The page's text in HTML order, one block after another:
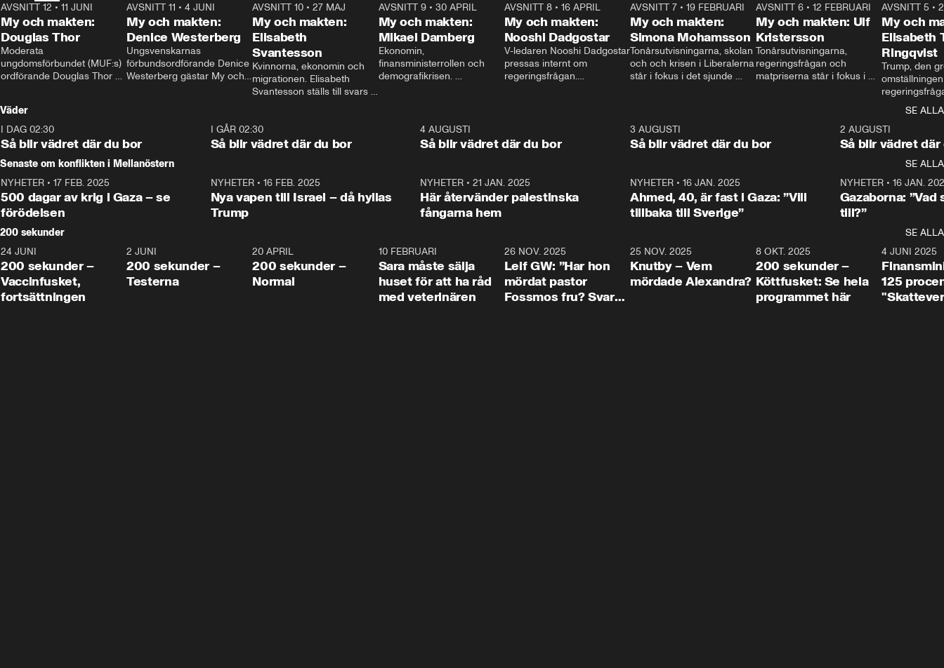
26:27
AVSNITT 12 • 11 JUNI
My och makten:
Douglas Thor
Moderata
ungdomsförbundet (MUF:s)
ordförande Douglas Thor
tonårsutvisningarna och hur
Moderaterna ska locka
väljare till valet i höst.
23:40
AVSNITT 11 •4 JUNI
My och makten:
Denice Westerberg
Ungsvenskarnas
förbundsordförande Denice
Westerberg gästar My och
AVSNITT 10 •27 MAJ
My och makten:
Elisabeth
Svantesson
Kvinnorna, ekonomin och
migrationen. Elisabeth
Svantesson ställs till svars
AVSNITT 9• 30 APRIL
My och makten:
Mikael Damberg
Ekonomin,
finansministerrollen och
demografikrisen.
och Makten.
AVSNITT 8• 16 APRIL
My och makten:
Nooshi Dadgostar
V-ledaren Nooshi Dadgostar
pressas internt om
regeringsfrågan.
– Vi ställer upp i val. Ska vi
vara med så sitter vi förstås
24:30
AVSNITT 7• 19 FEBRUARI
My och makten:
Simona Mohamsson
Tonårsutvisningarna, skolan
och och krisen i Liberalerna
står i fokus i det sjunde
kommentator My
Rohwedder ställer
utbildnings- och
Mohamsson till svars.
27:30
AVSNITT 6 •12 FEBRUARI
My och makten: Ulf
Kristersson
Tonårsutvisningarna,
regeringsfrågan och
matpriserna står i fokus i
Rohwedder ställer
statsminister Ulf Kristersson
AVSNITT 5 •
My och
Elisabeth
Ringqvist
Trump, den
centrum i
avsnittet av
Makten”. Se
Aftonbladets
Rohwedder
Thand Ring
Väder
SE ALLA
I DAG 02:30
Så blir vädret där du bor
1:06
I GÅR 02:30
Så blir vädret där du bor
4 AUGUSTI
Så blir vädret där du bor
3 AUGUSTI
Så blir vädret där du bor
2 AUGUSTI
Så blir vädret där
Senaste om konflikten i Mellanöstern
SE ALLA
NYHETER • 17 FEB. 2025
500 dagar av krig i Gaza – se
förödelsen
NYHETER• 16 FEB. 2025
Nya vapen till Israel – då hyllas
Trump
NYHETER •21 JAN. 2025
Här återvänder palestinska
fångarna hem
NYHETER• 16 JAN. 2025
Ahmed, 40, är fast i Gaza: ”Vill
tillbaka till Sverige”
NYHETER• 16 JAN.
Gazaborna:
till?”
200 sekunder
SE ALLA
5:00
24 JUNI
200 sekunder –
Vaccinfusket,
fortsättningen
4:23
2 JUNI
200 sekunder –
Testerna
20 APRIL
200 sekunder –
Normal
10 FEBRUARI
Sara måste sälja
huset för att ha råd
med veterinären
26 NOV. 2025
Leif GW: ”Har hon
mördat pastor
Fossmos fru? Svar
31:05
25 NOV. 2025
Knutby – Vem
mördade Alexandra?
4:29
8 OKT. 2025
200 sekunder –
Köttfusket: Se hela
programmet här
4 JUNI 2025
125